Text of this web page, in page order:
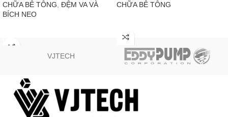
CHỮA BÊ TÔNG, ĐỆM VA VÀ
BÍCH NEO
CHỮA BÊ TÔNG
VJTECH